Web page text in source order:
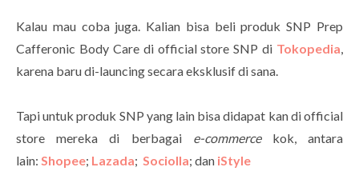
Kalau mau coba juga. Kalian bisa beli produk SNP Prep
Cafferonic Body Care di official store SNP di Tokopedia,
karena baru di-launcing secara eksklusif di sana.
Tapi untuk produk SNP yang lain bisa didapat kan di official
store mereka di berbagai e-commercekok, antara
lain: Shopee; Lazada; Sociolla; dan iStyle